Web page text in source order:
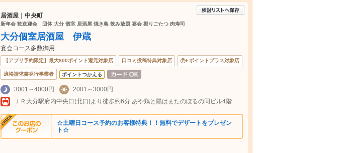
居酒屋｜中央町
新年会 歓送迎会 団体 大分 個室 居酒屋 焼き鳥 飲み放題 宴会 掘りごたつ 肉寿司
大分個室居酒屋 伊蔵
宴会コース多数御用
【アプリ予約限定】最大800ポイント還元対象店 口コミ投稿特典対象店 ポイントプラス対象店
適格請求書発行事業者 ポイントつかえる
3001～4000円
2001～3000円
ＪＲ大分駅府内中央口(北口)より徒歩約6分 あや鶏と陽はまたのぼるの同ビル4階
☆土曜日コース予約のお客様特典！！無料でデザートをプレゼン
ト☆